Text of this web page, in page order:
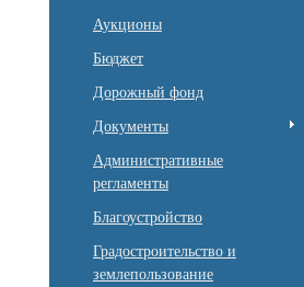
Аукционы
Бюджет
Дорожный фонд
Документы
Административные
регламенты
Благоустройство
Градостроительство и
землепользование